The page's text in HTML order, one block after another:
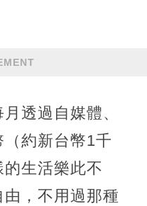
透過自媒體、
約新台幣1千
生活樂此不
，不用過那種